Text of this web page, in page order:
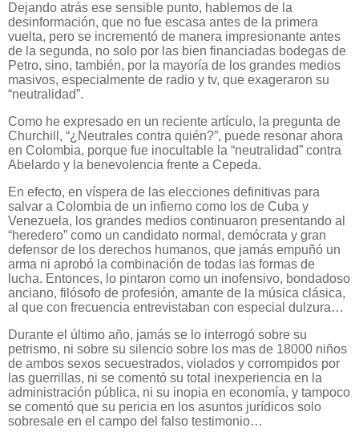
Dejando atrás ese sensible punto, hablemos de la
desinformación, que no fue escasa antes de la primera
vuelta, pero se incrementó de manera impresionante antes
de la segunda, no solo por las bien financiadas bodegas de
Petro, sino, también, por la mayoría de los grandes medios
masivos, especialmente de radio y tv, que exageraron su
“neutralidad”.
Como he expresado en un reciente artículo, la pregunta de
Churchill, “¿Neutrales contra quién?”, puede resonar ahora
en Colombia, porque fue inocultable la “neutralidad” contra
Abelardo y la benevolencia frente a Cepeda.
En efecto, en víspera de las elecciones definitivas para
salvar a Colombia de un infierno como los de Cuba y
Venezuela, los grandes medios continuaron presentando al
“heredero” como un candidato normal, demócrata y gran
defensor de los derechos humanos, que jamás empuñó un
arma ni aprobó la combinación de todas las formas de
lucha. Entonces, lo pintaron como un inofensivo, bondadoso
anciano, filósofo de profesión, amante de la música clásica,
al que con frecuencia entrevistaban con especial dulzura…
Durante el último año, jamás se lo interrogó sobre su
petrismo, ni sobre su silencio sobre los mas de 18000 niños
de ambos sexos secuestrados, violados y corrompidos por
las guerrillas, ni se comentó su total inexperiencia en la
administración pública, ni su inopia en economía, y tampoco
se comentó que su pericia en los asuntos jurídicos solo
sobresale en el campo del falso testimonio…